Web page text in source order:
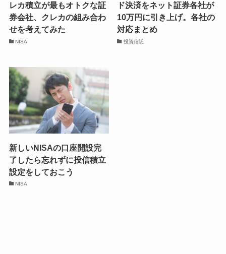
レカ積立が最もオトクな証
券会社、クレカの組み合わ
せを考えてみた
NISA
ド決済をネット証券各社が
10万円に引き上げ。各社の
対応まとめ
投資信託
新しいNISAの口座開設完
了したら忘れずに投信積立
設定をしておこう
NISA